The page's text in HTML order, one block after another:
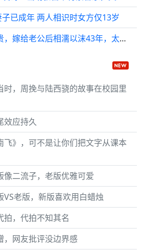
已成年 两人相识时女方仅13岁
老戏骨吴冕:出身富贵，嫁给老公后相濡以沫43年，太幸福了吧！
时，周挽与陆西骁的故事在校园里
效应持久
飞》，可不是让你们把文字从课本
像二流子，老版优雅可爱
老版，新版喜欢用白蜡烛
拍，代拍不知其名
，网友批评没边界感